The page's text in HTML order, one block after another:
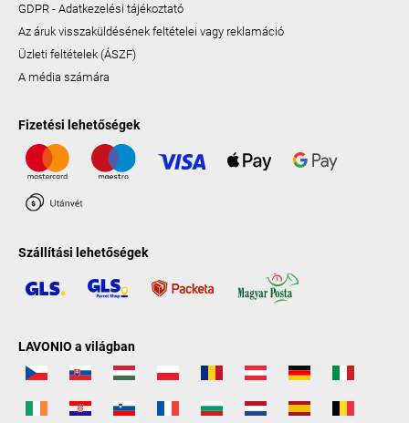
GDPR - Adatkezelési tájékoztató
Az áruk visszaküldésének feltételei vagy reklamáció
Üzleti feltételek (ÁSZF)
A média számára
Fizetési lehetőségek
Szállítási lehetőségek
LAVONIO a világban